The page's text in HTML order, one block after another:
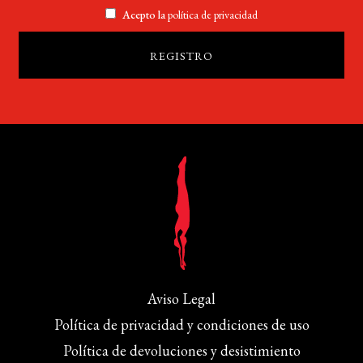
Acepto lapolítica de privacidad
Aviso Legal
Política de privacidad y condiciones de uso
Política de devoluciones y desistimiento